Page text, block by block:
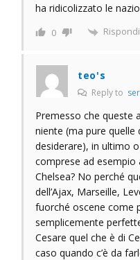
ha ridicolizzato le
0 Rispondi
teo's
Reply to
Premesso che queste
niente (ma pure quelle
desiderare), in ultimo
comprese ad esempio
Chelsea? No perché
dell’Ajax, Marseille,
fuorché oscene come
semplicemente
Cesare quel che è di
caso quando c’è da